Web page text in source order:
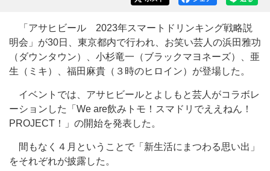
「アサヒビール 2023年スマートドリンキング戦略説
明会」が30日、東京都内で行われ、お笑い芸人の浜田雅功
（ダウンタウン）、小杉竜一（ブラックマヨネーズ）、亜
生（ミキ）、福田麻貴（３時のヒロイン）が登場した。
イベントでは、アサヒビールとよしもと芸人がコラボレ
ーションした「We are飲みトモ！スマドリでええねん！
PROJECT！」の開始を発表した。
間もなく４月ということで「新生活にまつわる思い出」
をそれぞれが披露した。